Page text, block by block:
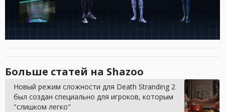
Больше статей на Shazoo
Новый режим сложности для Death Stranding 2
был создан специально для игроков, которым
"слишком легко"